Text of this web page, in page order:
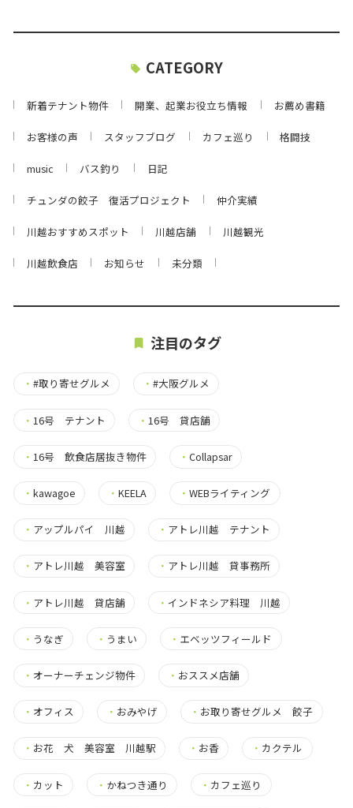
CATEGORY
新着テナント物件 開業、起業お役立ち情報 お薦め書籍
お客様の声 スタッフブログ カフェ巡り 格闘技
music バス釣り 日記
チュンダの餃子 復活プロジェクト 仲介実績
川越おすすめスポット 川越店舗 川越観光
川越飲食店 お知らせ 未分類
注目のタグ
・ #取り寄せグルメ ・#大阪グルメ
・ 16号 テナント ・ 16号 貸店舗
・ 16号 飲食店居抜き物件 ・Collapsar
・ kawagoe ・KEELA ・WEBライティング
・ アップルパイ 川越 ・ アトレ川越 テナント
・ アトレ川越 美容室 ・ アトレ川越 貸事務所
・ アトレ川越 貸店舗 ・ インドネシア料理 川越
・ うなぎ ・ うまい ・ エベッツフィールド
・ オーナーチェンジ物件 ・ おススメ店舗
・ オフィス ・ おみやげ ・ お取り寄せグルメ 餃子
・ お花 犬 美容室 川越駅 ・ お香 ・ カクテル
・ カット ・ かねつき通り ・ カフェ巡り